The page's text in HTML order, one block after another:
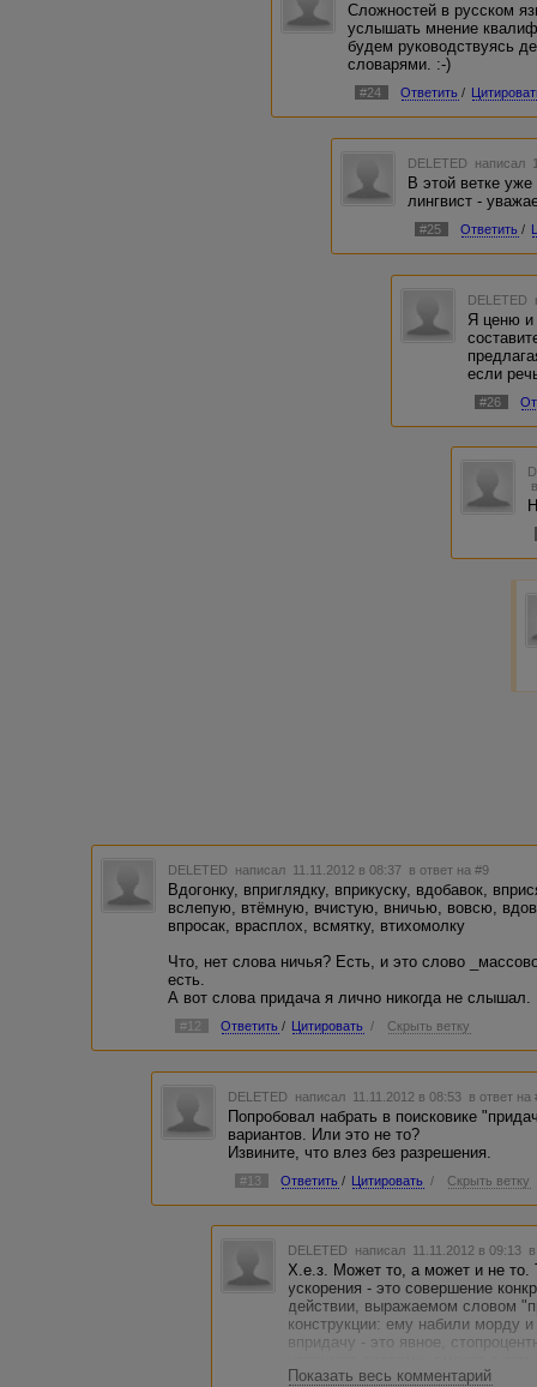
Сложностей в русском
услышать мнение
будем руководствуясь
словарями. :-)
#24 Ответить /
DELETED написал
В этой ветке
лингвист -
#25 Ответить /
DELETED
Я ценю и
если
#26
DELETED написал 11.11.2012 в 08:37 в ответ на #9
Вдогонку, вприглядку, вприкуску, вдобавок,
вслепую, втёмную, вчистую, вничью, вовсю,
впросак, врасплох, всмятку, втихомолку
Что, нет слова ничья? Есть, и это слово
есть.
А вот слова придача я лично никогда не слышал.
#12 Ответить / Цитировать / Скрыть ветку
DELETED написал 11.11.2012 в 08:53 в ответ на
Попробовал набрать в поисковике
вариантов. Или это не то?
Извините, что влез без разрешения.
#13 Ответить / Цитировать / Скрыть ветку
DELETED написал 11.11.2012 в 09:13
Х.е.з. Может то, а может и не то.
ускорения - это совершение
действии, выражаемом словом
конструкции: ему набили морду
впридачу - это явное,
уж никак не существительным. А
Показать весь комментарий